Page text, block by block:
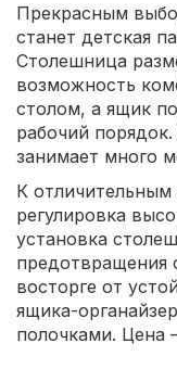
Прекрасным
станет детская
Столешница
возможность
столом, а ящик
рабочий
занимает много
К отличительным
регулировка
установка
предотвращения
восторге от
ящика-
полочками. Цена